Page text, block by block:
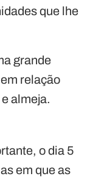
que lhe
grande
relação
almeja.
o dia 5
em que as